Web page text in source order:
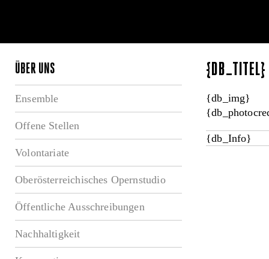
ÜBER UNS
Ensemble
Offene Stellen
Volontariate
Oberösterreichisches Opernstudio
Öffentliche Ausschreibungen
Nachhaltigkeit
{DB_TITEL}
{db_img}
{db_Info}